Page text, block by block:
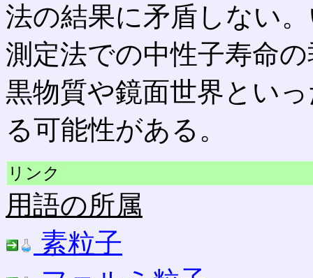
法の結果に矛盾しない
測定法での中性子寿命
黒物質や鏡面世界とい
る可能性がある。
リンク
用語の所属
素粒子